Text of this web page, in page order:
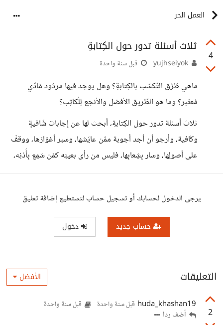
العمل الحر
4
ثلاث أسئلة تدور حول الكِتابةِ
قبل سنة واحدة
ماهي طُرُق التّكسّب بالكِتابةِ؟ وهل يوجد فيها مردُود مَادّي
مُعتَبر؟ وما هو الطّريق الأفضل والأنجع لِلْكاتِب؟
ثلاث أسئلة تدور حول الكِتابةِ، أبحث لها عن إجابات شَافيةٍ
وكَافية، وأرجو أن أجد أجوبة ممّن عايَشها، وسبر أغوَارَها، ووقفَ
على أصولِها، وسار بِشِعابِها، فليس من رأى بعينِه كمَن سَمِع بِأُذنِه،
يرجى الدخول لحسابك أو تسجيل حساب لتستطيع إضافة تعليق
حساب جديد دخول
التعليقات الأفضل
2
huda_khashan19 قبل سنة واحدة قبل سنة واحدة
أضف ردا